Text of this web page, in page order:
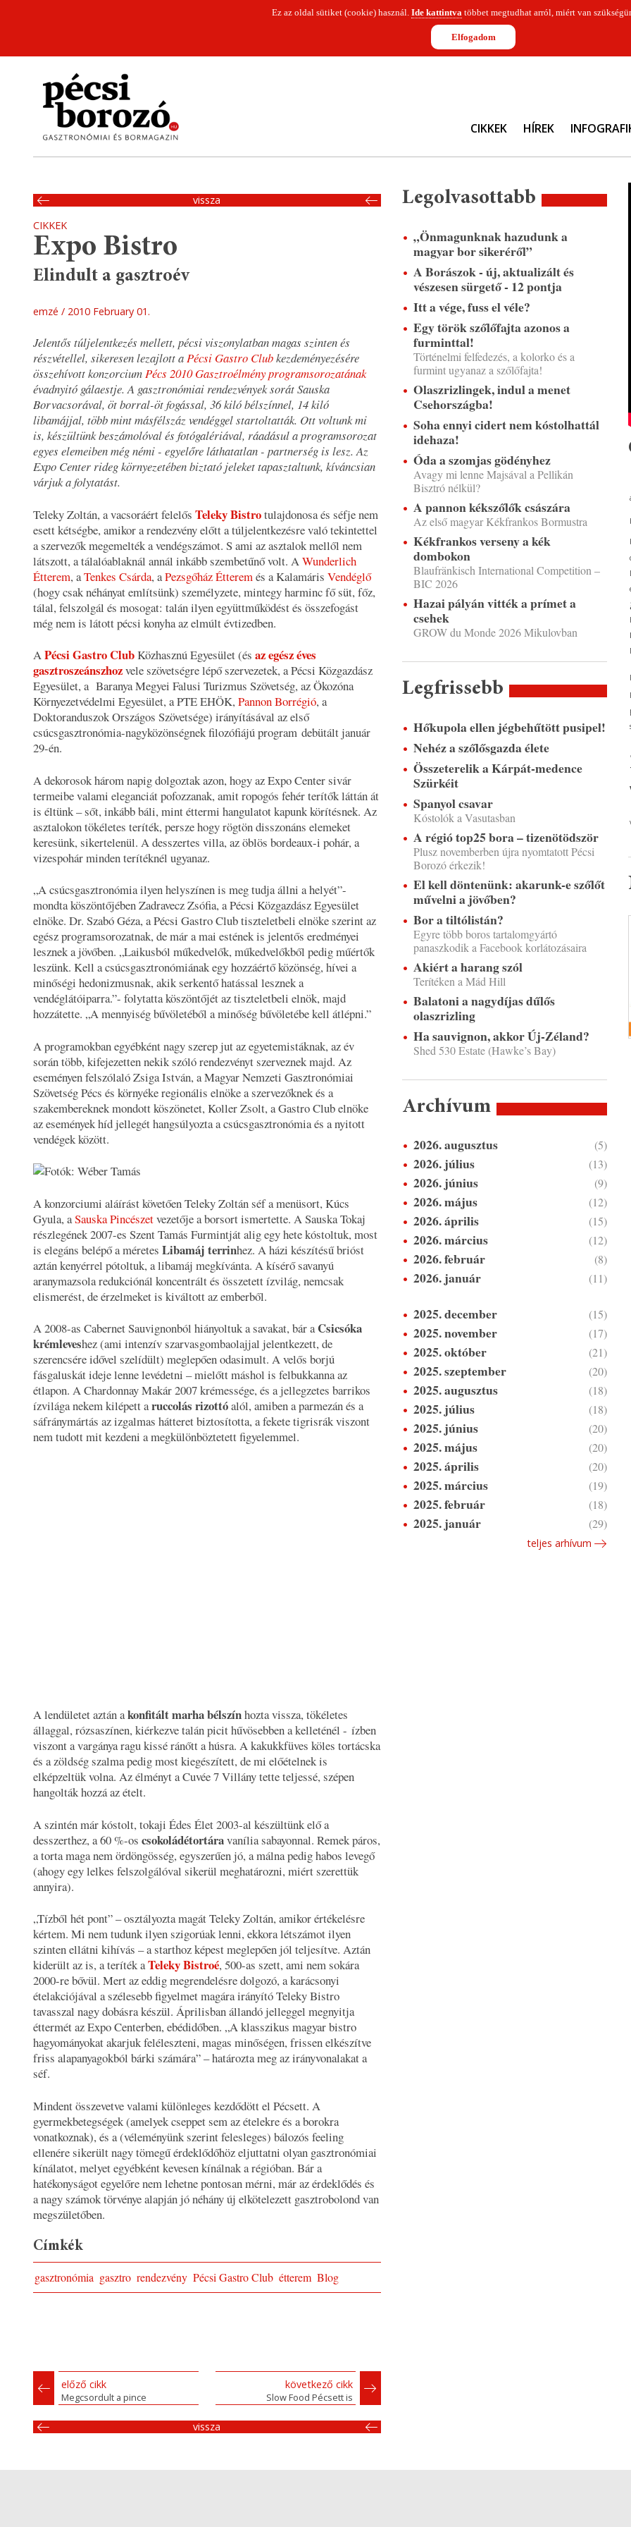
Ez az oldal sütiket (cookie) használ. Ide kattintvatöbbet megtudhat arról, miért van
Elfogadom
CIKKEK HÍREK
vissza
CIKKEK
Expo Bistro
Elindult a gasztroév
emzé 2010 February 01.
Jelentős túljelentkezés mellett, pécsi viszonylatban magas szinten és
részvétellel, sikeresen lezajlott aPécsi Gastro Clubkezdeményezésére
összehívott konzorciumPécs 2010 Gasztroélmény programsorozatának
évadnyitó gálaestje. A gasztronómiai rendezvények sorát Sauska
Borvacsorával, öt borral-öt fogással, 36 kiló bélszínnel, 14 kiló
libamájjal, több mint másfélszáz vendéggel startoltatták. Ott voltunk mi
is, készültünk beszámolóval és fotógalériával, ráadásul a programsorozat
egyes elemeiben még némi - egyelőre láthatatlan - partnerség is lesz. Az
Expo Center rideg környezetében biztató jeleket tapasztaltunk, kíváncsian
várjuk a folytatást.
Teleky Zoltán, a vacsoráért felelős Teleky Bistrotulajdonosa és séfje nem
esett kétségbe, amikor a rendezvény előtt a túljelentkezésre való tekintettel
a szervezők megemelték a vendégszámot. S ami az asztalok mellől nem
látszott, a tálalóablaknál annál inkább szembetűnő volt. AWunderlich
Étterem, aTenkes Csárda, aPezsgőház Étteremés a Kalamáris Vendéglő
(hogy csak néhányat említsünk) személyzete, mintegy harminc fő süt, főz,
tálal, felszolgál és mosogat: talán ilyen együttműködést és összefogást
még nem is látott pécsi konyha az elmúlt évtizedben.
APécsi Gastro ClubKözhasznú Egyesület (és az egész éves
gasztroszeánszhozvele szövetségre lépő szervezetek, a Pécsi Közgazdász
Egyesület, a Baranya Megyei Falusi Turizmus Szövetség, az Ökozóna
Környezetvédelmi Egyesület, a PTE EHÖK,Pannon Borrégió, a
Doktoranduszok Országos Szövetsége) irányításával az első
csúcsgasztronómia-nagyközönségnek filozófiájú program debütált január
29-én.
A dekorosok három napig dolgoztak azon, hogy az Expo Center sivár
termeibe valami eleganciát pofozzanak, amit ropogós fehér terítők láttán át
is éltünk – sőt, inkább báli, mint éttermi hangulatot kapunk körítésnek. Az
asztalokon tökéletes teríték, persze hogy rögtön disszonáns elemeket
keresünk, sikertelenül. A desszertes villa, az öblös bordeaux-i pohár, a
vizespohár minden terítéknél ugyanaz.
„A csúcsgasztronómia ilyen helyszínen is meg tudja állni a helyét”-
mondta köszöntőjében Zadravecz Zsófia, a Pécsi Közgazdász Egyesület
elnöke. Dr. Szabó Géza, a Pécsi Gastro Club tiszteletbeli elnöke szerint az
egész programsorozatnak, de már a mai estének is jelentős eredményei
lesznek a jövőben. „Laikusból műkedvelők, műkedvelőkből pedig műértők
leszünk. Kell a csúcsgasztronómiának egy hozzáértő közönség, hívei a
minőségi hedonizmusnak, akik serkentő hatással lesznek a
vendéglátóiparra.”- folytatta köszöntőjét az tiszteletbeli elnök, majd
hozzátette. „A mennyiség bűvöletéből a minőség bűvöletébe kell átlépni.”
A programokban egyébként nagy szerep jut az egyetemistáknak, az év
során több, kifejezetten nekik szóló rendezvényt szerveznek majd. Az
eseményen felszólaló Zsiga István, a Magyar Nemzeti Gasztronómiai
Szövetség Pécs és környéke regionális elnöke a szervezőknek és a
szakembereknek mondott köszönetet, Koller Zsolt, a Gastro Club elnöke
az események híd jellegét hangsúlyozta a csúcsgasztronómia és a nyitott
vendégek között.
A konzorciumi aláírást követően Teleky Zoltán séf a menüsort, Kúcs
Gyula, aSauska Pincészetvezetője a borsort ismertette. A Sauska Tokaj
részlegének 2007-es Szent Tamás Furmintját alig egy hete kóstoltuk, most
is elegáns belépő a méretes Libamáj terrinhez. A házi készítésű brióst
aztán kenyérrel pótoltuk, a libamáj megkívánta. A kísérő savanyú
aranymazsola redukciónál koncentrált és összetett ízvilág, nemcsak
elismerést, de érzelmeket is kiváltott az emberből.
A 2008-as Cabernet Sauvignonból hiányoltuk a savakat, bár aCsicsóka
krémleveshez (ami intenzív szarvasgombaolajjal jelentkezett, de
szerencsére idővel szelídült) meglepően odasimult. A velős borjú
fásgaluskát ideje lenne levédetni – mielőtt máshol is felbukkanna az
étlapon. A Chardonnay Makár 2007 krémessége, és a jellegzetes barrikos
ízvilága nekem kilépett aruccolás rizottóalól, amiben a parmezán és a
sáfránymártás az izgalmas hátteret biztosította, a fekete tigrisrák viszont
nem tudott mit kezdeni a megkülönböztetett figyelemmel.
A lendületet aztán akonfitált marha bélszínhozta vissza, tökéletes
állaggal, rózsaszínen, kiérkezve talán picit hűvösebben a kelleténél - ízben
viszont a vargánya ragu kissé ránőtt a húsra. A kakukkfüves köles tortácska
és a zöldség szalma pedig most kiegészített, de mi előételnek is
elképzeltük volna. Az élményt a Cuvée 7 Villány tette teljessé, szépen
hangolták hozzá az ételt.
A szintén már kóstolt, tokaji Édes Élet 2003-al készültünk elő a
desszerthez, a 60 %-os csokoládétortáravanília sabayonnal. Remek páros,
a torta maga nem ördöngösség, egyszerűen jó, a málna pedig habos levegő
(ahogy egy lelkes felszolgálóval sikerül meghatározni, miért szerettük
annyira).
„Tízből hét pont” – osztályozta magát Teleky Zoltán, amikor értékelésre
kértem. Mi nem tudunk ilyen szigorúak lenni, ekkora létszámot ilyen
szinten ellátni kihívás – a starthoz képest meglepően jól teljesítve. Aztán
kiderült az is, a teríték aTeleky Bistroé, 500-as szett, ami nem sokára
2000-re bővül. Mert az eddig megrendelésre dolgozó, a karácsonyi
ételakciójával a szélesebb figyelmet magára irányító Teleky Bistro
tavasszal nagy dobásra készül. Áprilisban állandó jelleggel megnyitja
éttermét az Expo Centerben, ebédidőben. „Aklasszikus magyar bistro
hagyományokat akarjuk feléleszteni, magas minőségen, frissen elkészítve
friss alapanyagokból bárki számára” – határozta meg az irányvonalakat a
séf.
Mindent összevetve valami különleges kezdődött el Pécsett. A
gyermekbetegségek (amelyek cseppet sem az ételekre és a borokra
vonatkoznak), és a (véleményünk szerint felesleges) bálozós feeling
ellenére sikerült nagy tömegű érdeklődőhöz eljuttatni olyan gasztronómiai
kínálatot, melyet egyébként kevesen kínálnak a régióban. Bár a
hatékonyságot egyelőre nem lehetne pontosan mérni, már az érdeklődés és
a nagy számok törvénye alapján jó néhány új elkötelezett gasztrobolond van
megszületőben.
Címkék
gasztronómia gasztro rendezvény Pécsi Gastro Club étterem Blog
előző cikk
Megcsordult a pince
következő cikk
Slow Food Pécsett is
vissza
Legolvasottabb
„Önmagunknak hazudunk a
magyar bor sikeréről”
A Borászok - új, aktualizált és
vészesen sürgető - 12 pontja
Itt a vége, fuss el véle?
Egy török szőlőfajta azonos a
furminttal!
Történelmi felfedezés, a kolorko és a
furmint ugyanaz a szőlőfajta!
Olaszrizlingek, indul a menet
Csehországba!
Soha ennyi cidert nem kóstolhattál
idehaza!
Óda a szomjas gödényhez
Avagy mi lenne Majsával a Pellikán
Bisztró nélkül?
A pannon kékszőlők császára
Az első magyar Kékfrankos Bormustra
Kékfrankos verseny a kék
dombokon
Blaufränkisch International Competition –
BIC 2026
Hazai pályán vitték a prímet a
csehek
GROW du Monde 2026 Mikulovban
Legfrissebb
Hőkupola ellen jégbehűtött pusipel!
Nehéz a szőlősgazda élete
Összeterelik a Kárpát-medence
Szürkéit
Spanyol csavar
Kóstolók a Vasutasban
A régió top25 bora – tizenötödször
Plusz novemberben újra nyomtatott Pécsi
Borozó érkezik!
El kell döntenünk: akarunk-e szőlőt
művelni a jövőben?
Bor a tiltólistán?
Egyre több boros tartalomgyártó
panaszkodik a Facebook korlátozásaira
Akiért a harang szól
Terítéken a Mád Hill
Balatoni a nagydíjas dűlős
olaszrizling
Ha sauvignon, akkor Új-Zéland?
Shed 530 Estate (Hawke’s Bay)
Archívum
2026. augusztus (5)
2026. július (13)
2026. június (9)
2026. május (12)
2026. április (15)
2026. március (12)
2026. február (8)
2026. január (11)
2025. december (15)
2025. november (17)
2025. október (21)
2025. szeptember (20)
2025. augusztus (18)
2025. július (18)
2025. június (20)
2025. május (20)
2025. április (20)
2025. március (19)
2025. február (18)
2025. január (29)
teljes arhívum